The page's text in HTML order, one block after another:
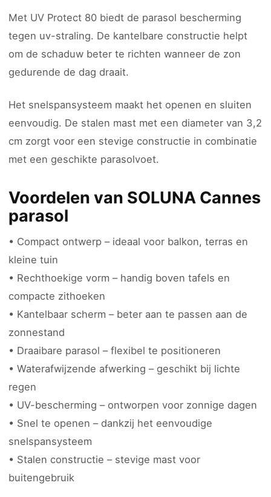
Met UV Protect 80 biedt de parasol bescherming
tegen uv-straling. De kantelbare constructie helpt
om de schaduw beter te richten wanneer de zon
gedurende de dag draait.
Het snelspansysteem maakt het openen en sluiten
eenvoudig. De stalen mast met een diameter van 3,2
cm zorgt voor een stevige constructie in combinatie
met een geschikte parasolvoet.
Voordelen van SOLUNA Cannes
parasol
• Compact ontwerp – ideaal voor balkon, terras en
kleine tuin
• Rechthoekige vorm – handig boven tafels en
compacte zithoeken
• Kantelbaar scherm – beter aan te passen aan de
zonnestand
• Draaibare parasol – flexibel te positioneren
• Waterafwijzende afwerking – geschikt bij lichte
regen
• UV-bescherming – ontworpen voor zonnige dagen
• Snel te openen – dankzij het eenvoudige
snelspansysteem
• Stalen constructie – stevige mast voor
buitengebruik